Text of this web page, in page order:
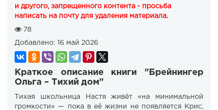
и другого, запрещенного контента - просьба
написать на почту для удаления материала.
78
Добавлено: 16 май 2026
Краткое описание книги "Брейнингер
Ольга – Тихий дом"
Тихая школьница Настя живёт «на минимальной
громкости» — пока в её жизни не появляется Крис,